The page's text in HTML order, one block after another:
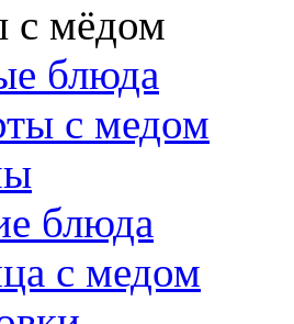
с мёдом
блюда
с медом
блюда
с медом